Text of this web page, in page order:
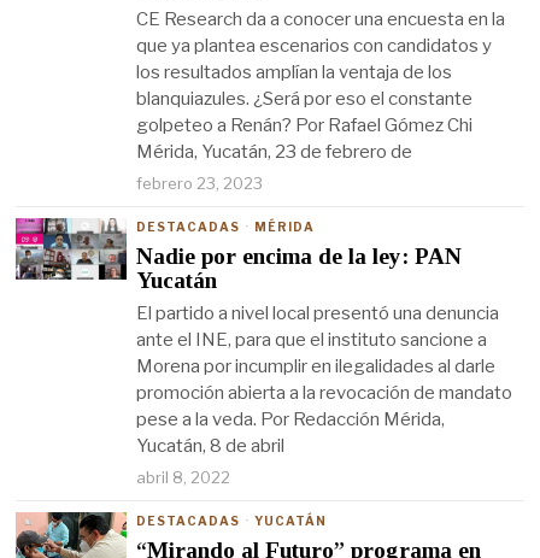
CE Research da a conocer una encuesta en la
que ya plantea escenarios con candidatos y
los resultados amplían la ventaja de los
blanquiazules. ¿Será por eso el constante
golpeteo a Renán? Por Rafael Gómez Chi
Mérida, Yucatán, 23 de febrero de
febrero 23, 2023
DESTACADAS · MÉRIDA
Nadie por encima de la ley: PAN
Yucatán
El partido a nivel local presentó una denuncia
ante el INE, para que el instituto sancione a
Morena por incumplir en ilegalidades al darle
promoción abierta a la revocación de mandato
pese a la veda. Por Redacción Mérida,
Yucatán, 8 de abril
abril 8, 2022
DESTACADAS · YUCATÁN
“Mirando al Futuro” programa en